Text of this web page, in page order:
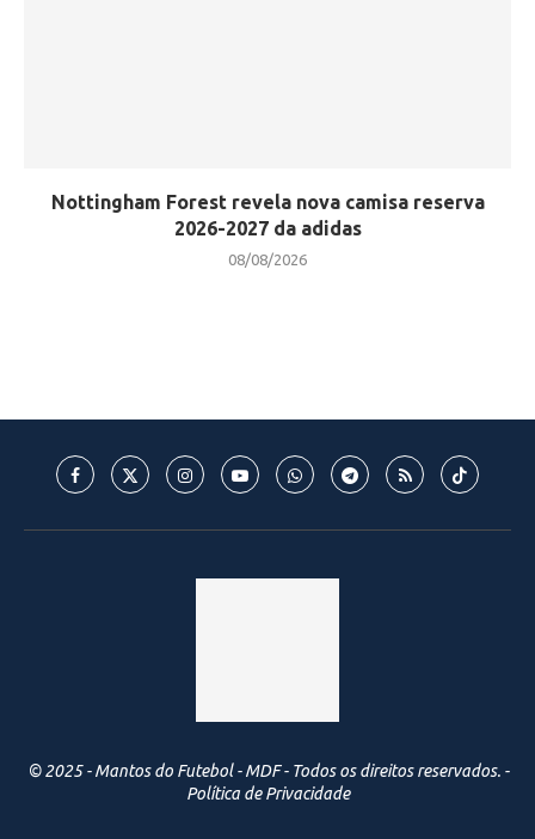
Nottingham Forest revela nova camisa reserva
2026-2027 da adidas
08/08/2026
© 2025 - Mantos do Futebol - MDF - Todos os direitos reservados. -
Política de Privacidade